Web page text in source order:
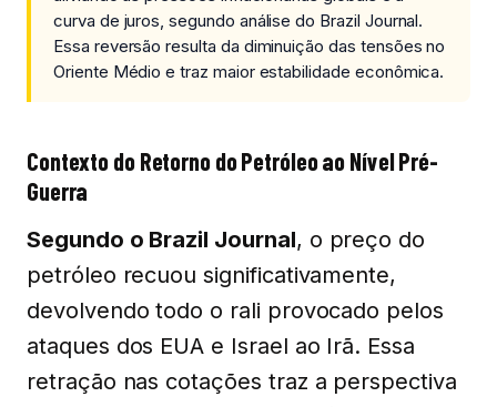
curva de juros, segundo análise do Brazil Journal.
Essa reversão resulta da diminuição das tensões no
Oriente Médio e traz maior estabilidade econômica.
Contexto do Retorno do Petróleo ao Nível Pré-
Guerra
Segundo o Brazil Journal, o preço do
petróleo recuou significativamente,
devolvendo todo o rali provocado pelos
ataques dos EUA e Israel ao Irã. Essa
retração nas cotações traz a perspectiva